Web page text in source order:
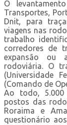
O
Transportes,
Dnit, para
viagens nas
trabalho
corredores de
expansão ou
rodoviária. O
(Universidade
(Comando de
Ao todo,
postos das
Roraima e
questionário